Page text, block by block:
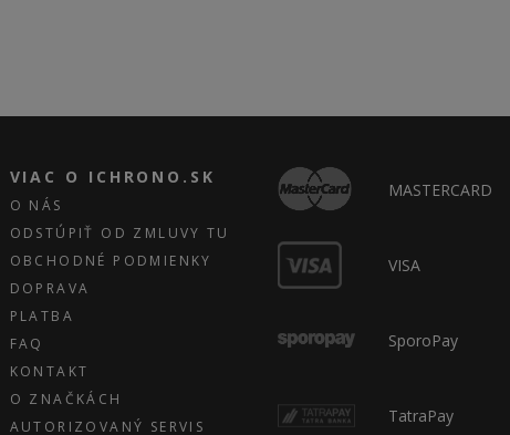
VIAC O ICHRONO.SK
O NÁS
ODSTÚPIŤ OD ZMLUVY TU
OBCHODNÉ PODMIENKY
DOPRAVA
PLATBA
FAQ
KONTAKT
O ZNAČKÁCH
AUTORIZOVANÝ SERVIS
MASTERCARD
VISA
SporoPay
TatraPay